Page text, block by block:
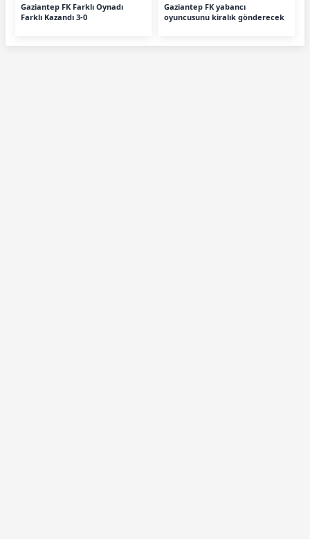
Gaziantep FK Farklı Oynadı
Farklı Kazandı 3-0
Gaziantep FK yabancı
oyuncusunu kiralık gönderecek